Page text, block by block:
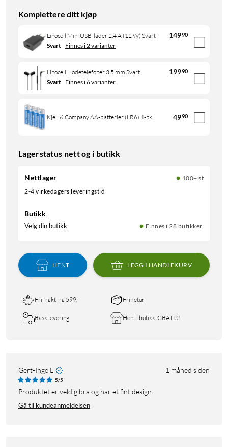
Komplettere ditt kjøp
Linocell Mini USB-lader 2,4 A (12 W) Svart 14990
Svart Finnes i 2 varianter
Linocell Hodetelefoner 3,5 mm Svart 19990
Svart Finnes i 6 varianter
Kjell & Company AA-batterier (LR6) 4-pk. 4990
Lagerstatus nett og i butikk
Nettlager
100+ st
2-4 virkedagers leveringstid
Butikk
Velg din butikk Finnes i 28 butikker.
HENT LEGG I HANDLEKURV
Fri frakt fra 599,- Fri retur
Rask levering Hent i butikk, GRATIS!
Gert-Inge L 1 måned siden
5/5
Produktet er veldig bra og har et fint design.
Gå til kundeanmeldelsen